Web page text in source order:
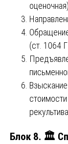
(ст. 1064
Блок 8. 🏛️